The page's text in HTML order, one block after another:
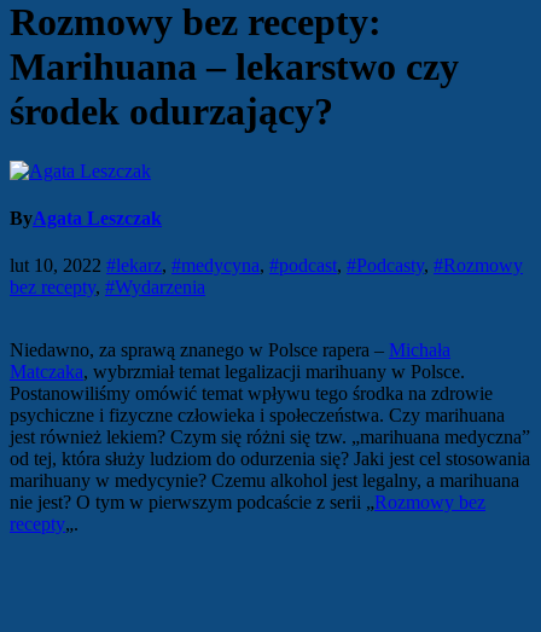
Rozmowy bez recepty:
Marihuana – lekarstwo czy
środek odurzający?
ByAgata Leszczak
lut 10, 2022 #lekarz, #medycyna, #podcast, #Podcasty, #Rozmowy
bez recepty, #Wydarzenia
Niedawno, za sprawą znanego w Polsce rapera – Michała
Matczaka, wybrzmiał temat legalizacji marihuany w Polsce.
Postanowiliśmy omówić temat wpływu tego środka na zdrowie
psychiczne i fizyczne człowieka i społeczeństwa. Czy marihuana
jest również lekiem? Czym się różni się tzw. „marihuana medyczna”
od tej, która służy ludziom do odurzenia się? Jaki jest cel stosowania
marihuany w medycynie? Czemu alkohol jest legalny, a marihuana
nie jest? O tym w pierwszym podcaście z serii „Rozmowy bez
recepty„.